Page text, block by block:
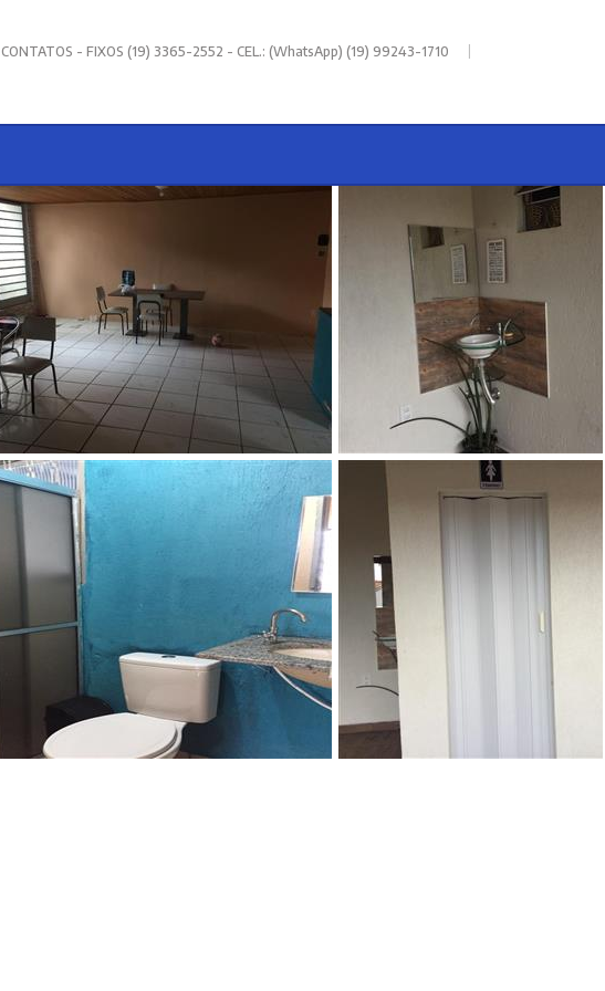
CONTATOS - FIXOS (19) 3365-2552 - CEL.: (WhatsApp) (19) 99243-1710 |